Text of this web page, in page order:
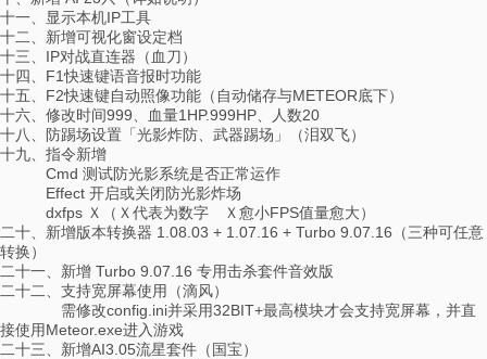
十一、显示本机IP工具
十二、新增可视化窗设定档
十三、IP对战直连器（血刀）
十四、F1快速键语音报时功能
十五、F2快速键自动照像功能（自动储存与METEOR底下）
十六、修改时间999、血量1HP.999HP、人数20
十八、防踢场设置「光影炸防、武器踢场」（泪双飞）
十九、指令新增
Cmd 测试防光影系统是否正常运作
Effect 开启或关闭防光影炸场
dxfps Ｘ（Ｘ代表为数字 Ｘ愈小FPS值量愈大）
二十、新增版本转换器 1.08.03 + 1.07.16 + Turbo 9.07.16（三种可任意
转换）
二十一、新增 Turbo 9.07.16 专用击杀套件音效版
二十二、支持宽屏幕使用（滴风）
需修改config.ini并采用32BIT+最高模块才会支持宽屏幕，并直
接使用Meteor.exe进入游戏
二十三、新增AI3.05流星套件（国宝）